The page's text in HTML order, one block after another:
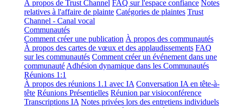
À propos de Trust Channel FAQ sur l'espace confiance Notes
relatives à l'affaire de plainte Catégories de plaintes Trust
Channel - Canal vocal
Communautés
Comment créer une publication À propos des communautés
À propos des cartes de vœux et des applaudissements FAQ
sur les communautés Comment créer un événement dans une
communauté Adhésion dynamique dans les Communautés
Réunions 1:1
À propos des réunions 1.1 avec IA Conversation IA en tête-à-
tête Réunions Présentielles Réunion par visioconférence
Transcriptions IA Notes privées lors des entretiens individuels